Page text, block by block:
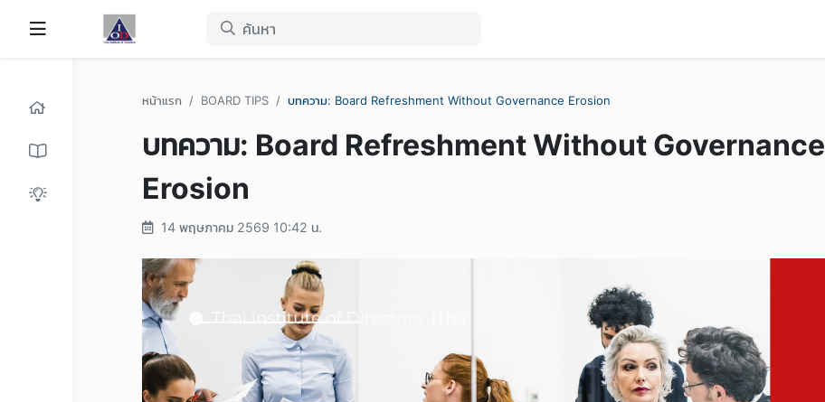
หน้าแรก BOARD TIPS บทความ: Board Refreshment Without Governance Erosion
บทความ: Board Refreshment Without Governance
Erosion
14 พฤษภาคม 2569 10:42 น.